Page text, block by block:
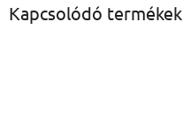
Kapcsolódó termékek